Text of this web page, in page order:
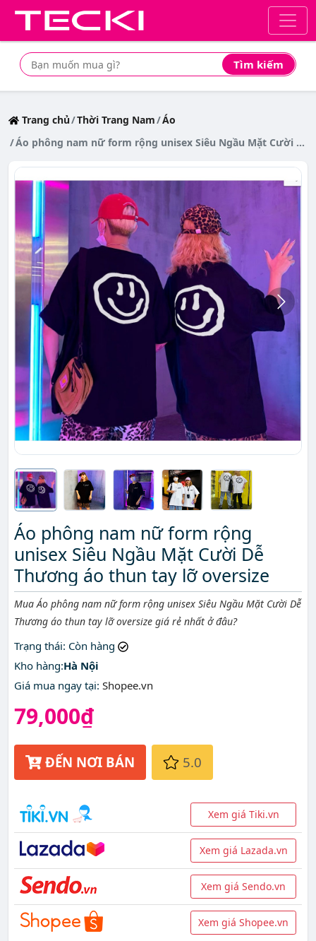
Tìm kiếm
Tìm mua sản phẩm giá rẻ nhất
Trang chủ Thời Trang Nam Áo
Áo phông nam nữ form rộng unisex Siêu Ngầu Mặt Cười Dễ Thương áo thun tay lỡ oversize
Áo phông nam nữ form rộng
unisex Siêu Ngầu Mặt Cười Dễ
Thương áo thun tay lỡ oversize
Mô tả ngắn
Mua Áo phông nam nữ form rộng unisex Siêu Ngầu Mặt Cười Dễ
Thương áo thun tay lỡ oversize giá rẻ nhất ở đâu?
Trạng thái: Còn hàng
Kho hàng:Hà Nội
Giá mua ngay tại: Shopee.vn
79,000₫
ĐẾN NƠI BÁN 5.0
Xem giá Tiki.vn
Xem giá Lazada.vn
Xem giá Sendo.vn
Xem giá Shopee.vn